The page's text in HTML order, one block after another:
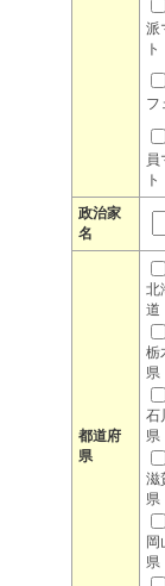
派
ト
フ
員
ト
政治家
名
都道府
県
北
道
栃
県
石
県
滋
県
岡
県